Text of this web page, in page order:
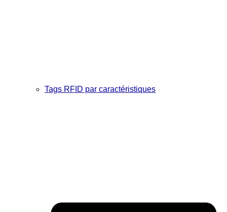
Tags RFID par caractéristiques